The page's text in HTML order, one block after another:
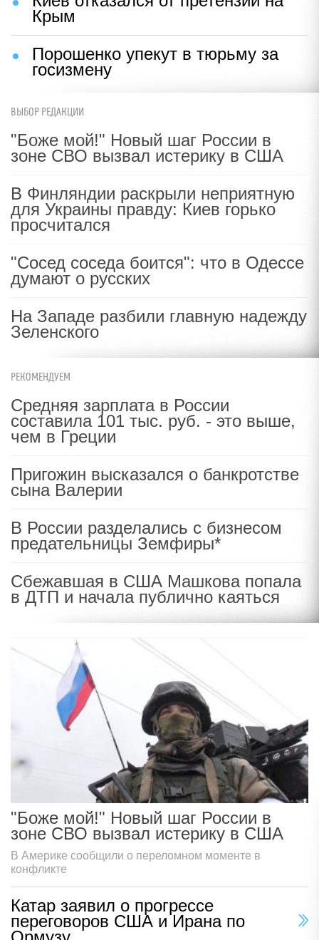
Крым
Порошенко упекут в тюрьму за
госизмену
ВЫБОР РЕДАКЦИИ
"Боже мой!" Новый шаг России в
зоне СВО вызвал истерику в США
В Финляндии раскрыли неприятную
для Украины правду: Киев горько
просчитался
"Сосед соседа боится": что в Одессе
думают о русских
На Западе разбили главную надежду
Зеленского
РЕКОМЕНДУЕМ
Средняя зарплата в России
составила 101 тыс. руб. - это выше,
чем в Греции
Пригожин высказался о банкротстве
сына Валерии
В России разделались с бизнесом
предательницы Земфиры*
Сбежавшая в США Машкова попала
в ДТП и начала публично каяться
"Боже мой!" Новый шаг России в
зоне СВО вызвал истерику в США
В Америке сообщили о переломном моменте в
конфликте
Катар заявил о прогрессе
переговоров США и Ирана по